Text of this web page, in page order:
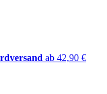
ab 42,90 €